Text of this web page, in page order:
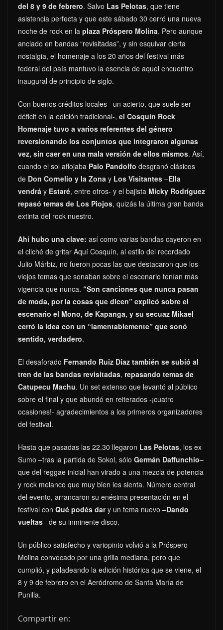
del 8 y 9 de febrero. Salvo Las Pelotas, que tiene
asistencia perfecta y que este sábado 30 cerró una nueva
noche de rock en la plaza Próspero Molina. Pero aunque
anclado en bandas “revisitadas”, y sin esquivar cierta
nostalgia, el homenaje a los 20 años del festival más
federal del país mantuvo la esencia de aquel encuentro
inaugural de principio de siglo.
Con buenos créditos locales –un acierto, que suele ser
déficit en la edición tradicional-, el Cosquín Rock
Homenaje tuvo a varios referentes del género
reversionando los conjuntos que integraron algunas
vez, sin caer en una mala versión de ellos mismos. Así,
cuando el sol aflojaba Palo Pandolfo desgranó clásicos
de Don Cornelio y la Zona y Los Visitantes –Ella
vendrá y Estaré, entre otros- y el bajista Micky Rodríguez
repasó temas de Los Piojos, quizás la última gran banda
extinta del rock nuestro.
Ahí hubo una clave: así como varias bandas cayeron en
el cliché de gritar Aquí Cosquín, al estilo del recordado
Julio Márbiz, no fueron pocas las que destacaron que los
viejos temas que sonaban sobre el escenario tenían más
vigencia que nunca. “Son canciones que nunca pasan
de moda, por la cosas que dicen” explicó sobre el
escenario el Mono, de Kapanga, y su secuaz Mikael
cerró la idea con un “lamentablemente” que sonó
sentido, verdadero.
El desaforado Fernando Ruiz Díaz también se subió al
tren de las bandas revisitadas, repasando temas de
Catupecu Machu. Un set extenso que levantó al público
sobre el final y que abundó en reiterados -¡cuatro
ocasiones!- agradecimientos a los primeros organizadores
del festival.
Hasta que pasadas las 22.30 llegaron Las Pelotas, los ex
Sumo –tras la partida de Sokol, sólo Germán Daffunchio–
que del reggae inicial han virado a una mezcla de potencia
y rock melanco que muy bien les sienta. Número central
del evento, arrancaron su enésima presentación en el
festival con Qué podés dary un tema nuevo –Dando
vueltas– de su inminente disco.
Un público satisfecho y variopinto volvió a la Próspero
Molina convocado por una grilla mediana, pero que
cumplió, y paladeando la edición histórica que se viene, el
8 y 9 de febrero en el Aeródromo de Santa María de
Punilla.
Compartir en: